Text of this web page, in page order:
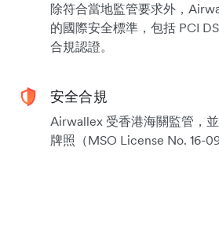
除符合當地監管要求外，
的國際安全標準，包括 PCI
合規認證。
安全合規
Airwallex 受香港海關監管，
牌照（MSO License No. 16-